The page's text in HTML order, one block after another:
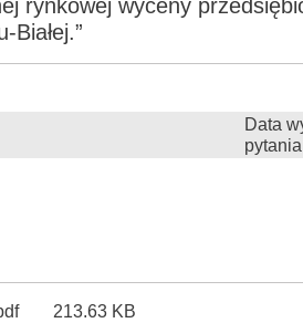
rynkowej wyceny
Białej.”
Data
pytania
213.63 KB